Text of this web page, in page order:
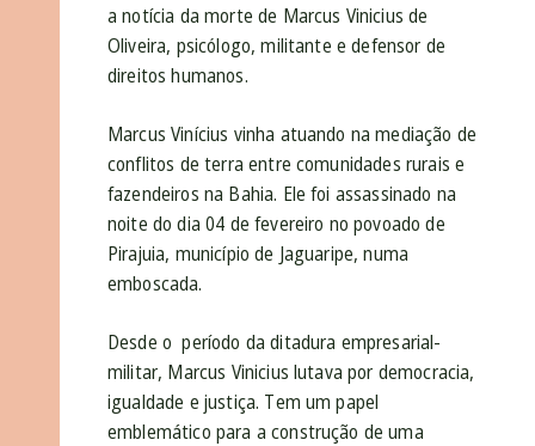
a notícia da morte de Marcus Vinicius de
Oliveira, psicólogo, militante e defensor de
direitos humanos.
Marcus Vinícius vinha atuando na mediação de
conflitos de terra entre comunidades rurais e
fazendeiros na Bahia. Ele foi assassinado na
noite do dia 04 de fevereiro no povoado de
Pirajuia, município de Jaguaripe, numa
emboscada.
Desde o período da ditadura empresarial-
militar, Marcus Vinicius lutava por democracia,
igualdade e justiça. Tem um papel
emblemático para a construção de uma